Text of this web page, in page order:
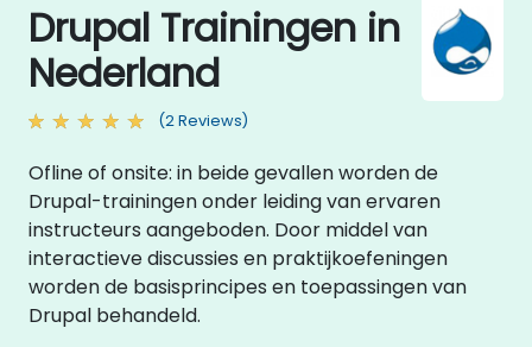
Drupal Trainingen in
Nederland
(2 Reviews)
Ofline of onsite: in beide gevallen worden de
Drupal-trainingen onder leiding van ervaren
instructeurs aangeboden. Door middel van
interactieve discussies en praktijkoefeningen
worden de basisprincipes en toepassingen van
Drupal behandeld.